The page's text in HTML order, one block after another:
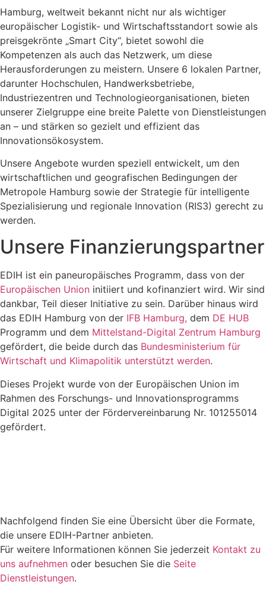
Hamburg, weltweit bekannt nicht nur als wichtiger
europäischer Logistik- und Wirtschaftsstandort sowie als
preisgekrönte „Smart City“, bietet sowohl die
Kompetenzen als auch das Netzwerk, um diese
Herausforderungen zu meistern. Unsere 6 lokalen Partner,
darunter Hochschulen, Handwerksbetriebe,
Industriezentren und Technologieorganisationen, bieten
unserer Zielgruppe eine breite Palette von Dienstleistungen
an – und stärken so gezielt und effizient das
Innovationsökosystem.
Unsere Angebote wurden speziell entwickelt, um den
wirtschaftlichen und geografischen Bedingungen der
Metropole Hamburg sowie der Strategie für intelligente
Spezialisierung und regionale Innovation (RIS3) gerecht zu
werden.
Unsere Finanzierungspartner
EDIH ist ein paneuropäisches Programm, dass von der
Europäischen Union initiiert und kofinanziert wird. Wir sind
dankbar, Teil dieser Initiative zu sein. Darüber hinaus wird
das EDIH Hamburg von der IFB Hamburg, dem DE HUB
Programm und dem Mittelstand-Digital Zentrum Hamburg
gefördert, die beide durch das Bundesministerium für
Wirtschaft und Klimapolitik unterstützt werden.
Dieses Projekt wurde von der Europäischen Union im
Rahmen des Forschungs- und Innovationsprogramms
Digital 2025 unter der Fördervereinbarung Nr. 101255014
gefördert.
Nachfolgend finden Sie eine Übersicht über die Formate,
die unsere EDIH-Partner anbieten.
Für weitere Informationen können Sie jederzeit Kontakt zu
uns aufnehmen oder besuchen Sie die Seite
Dienstleistungen.